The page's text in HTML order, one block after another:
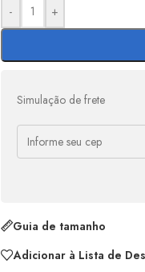
- +
Simulação de frete
Guia de tamanho
Adicionar à Lista de